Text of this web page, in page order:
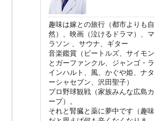
趣味は嫁との旅行（都市よりも自
然）、映画（泣けるドラマ）、マ
ラソン 、サウナ、ギター
音楽鑑賞（ビートルズ、サイモン
とガーファンクル、ジャンゴ・ラ
インハルト、風、かぐや姫、ナタ
ーシャセブン、沢田聖子）
プロ野球観戦（家族みんな広島カ
ープ）。
それと腎臓と薬に夢中です（趣味